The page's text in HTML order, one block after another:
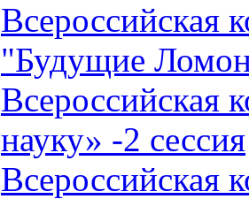
Всероссийская
"Будущие
Всероссийская
науку» -2 сессия
Всероссийская